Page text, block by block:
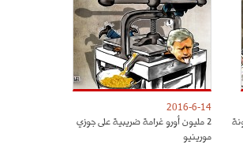
2016-6-14
2 مليون أورو غرامة ضريبية على جوزي
مورينيو